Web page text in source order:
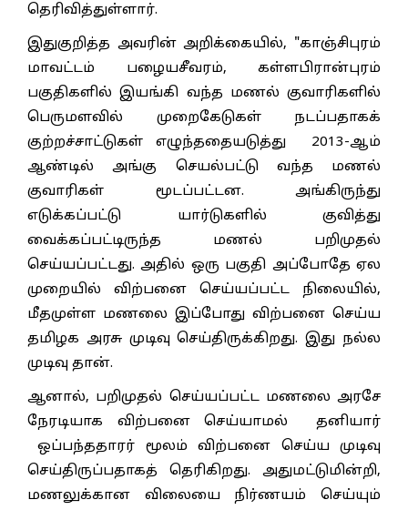
தெரிவித்துள்ளார்.
இதுகுறித்த அவரின் அறிக்கையில், "காஞ்சிபுரம்
மாவட்டம் பழையசீவரம், கள்ளபிரான்புரம்
பகுதிகளில் இயங்கி வந்த மணல் குவாரிகளில்
பெருமளவில் முறைகேடுகள் நடப்பதாகக்
குற்றச்சாட்டுகள் எழுந்ததையடுத்து 2013-ஆம்
ஆண்டில் அங்கு செயல்பட்டு வந்த மணல்
குவாரிகள் மூடப்பட்டன. அங்கிருந்து
எடுக்கப்பட்டு யார்டுகளில் குவித்து
வைக்கப்பட்டிருந்த மணல் பறிமுதல்
செய்யப்பட்டது. அதில் ஒரு பகுதி அப்போதே ஏல
முறையில் விற்பனை செய்யப்பட்ட நிலையில்,
மீதமுள்ள மணலை இப்போது விற்பனை செய்ய
தமிழக அரசு முடிவு செய்திருக்கிறது. இது நல்ல
முடிவு தான்.
ஆனால், பறிமுதல் செய்யப்பட்ட மணலை அரசே
நேரடியாக விற்பனை செய்யாமல் தனியார்
ஒப்பந்ததாரர் மூலம் விற்பனை செய்ய முடிவு
செய்திருப்பதாகத் தெரிகிறது. அதுமட்டுமின்றி,
மணலுக்கான விலையை நிர்ணயம் செய்யும்